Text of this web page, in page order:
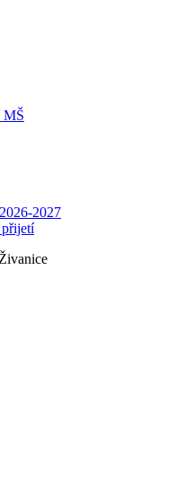
MŠ
2027
přijetí